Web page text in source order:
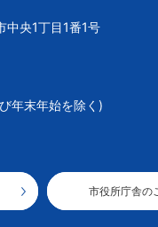
央1丁目1番1号
年末年始を除く)
市役所庁舎の